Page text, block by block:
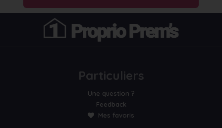
Particuliers
Une question ?
Feedback
Mes favoris